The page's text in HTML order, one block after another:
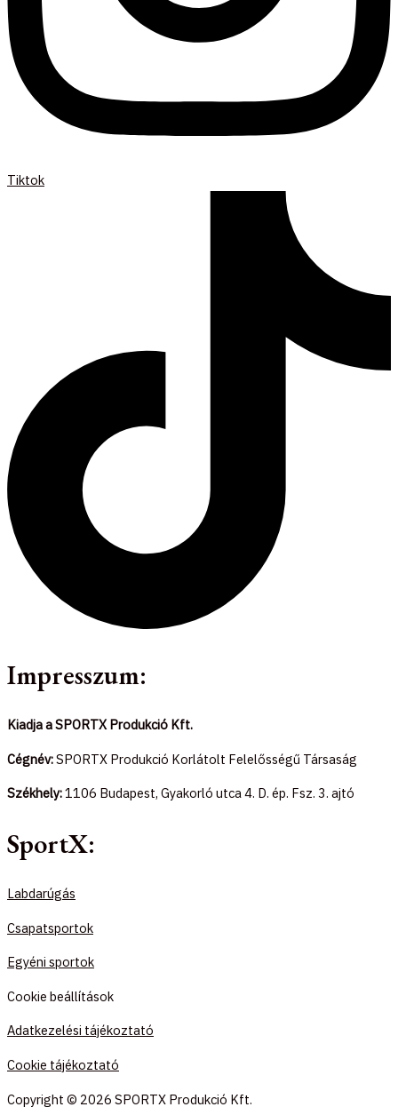
Tiktok
Impresszum:
Kiadja a SPORTX Produkció Kft.
Cégnév:SPORTX Produkció Korlátolt Felelősségű Társaság
Székhely:1106 Budapest, Gyakorló utca 4. D. ép. Fsz. 3. ajtó
SportX:
Labdarúgás
Csapatsportok
Egyéni sportok
Cookie beállítások
Adatkezelési tájékoztató
Cookie tájékoztató
Copyright © 2026 SPORTX Produkció Kft.